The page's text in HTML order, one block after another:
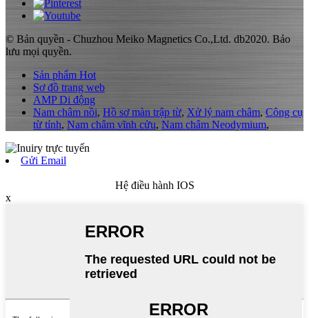
© Bản quyền - Chuzhou Meiko Magnetics Co.,Ltd. db2020. Bảo
lưu mọi quyền.
Sản phẩm Hot
Sơ đồ trang web
AMP Di động
Nam châm nồi, Hồ sơ màn trập từ, Xử lý nam châm, Công cụ
từ tính, Nam châm vĩnh cửu, Nam châm Neodymium,
Gửi Email
Hệ điều hành IOS
x